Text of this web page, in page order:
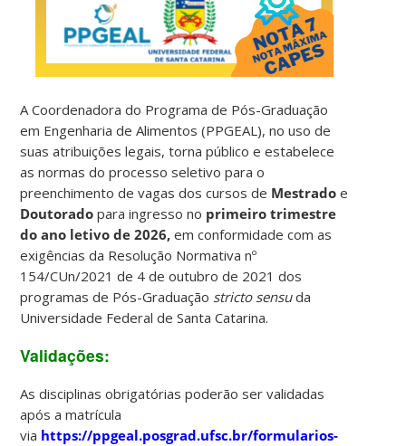
A Coordenadora do Programa de Pós-Graduação
em Engenharia de Alimentos (PPGEAL), no uso de
suas atribuições legais, torna público e estabelece
as normas do processo seletivo para o
preenchimento de vagas dos cursos de Mestrado e
Doutorado para ingresso no primeiro trimestre
do ano letivo de 2026, em conformidade com as
exigências da Resolução Normativa nº
154/CUn/2021 de 4 de outubro de 2021 dos
programas de Pós-Graduação stricto sensuda
Universidade Federal de Santa Catarina.
Validações:
As disciplinas obrigatórias poderão ser validadas
após a matrícula
via https://ppgeal.posgrad.ufsc.br/formularios-